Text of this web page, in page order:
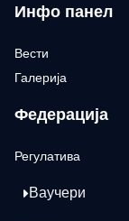
Инфо панел
Вести
Галерија
Федерација
Регулатива
Ваучери